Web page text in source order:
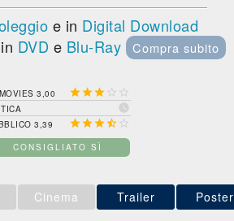
e in Digital Download
DVD e Blu-Ray Compra subito
3,00   

3,39  
CONSIGLIATO SÌ
Cinema Trailer Poster